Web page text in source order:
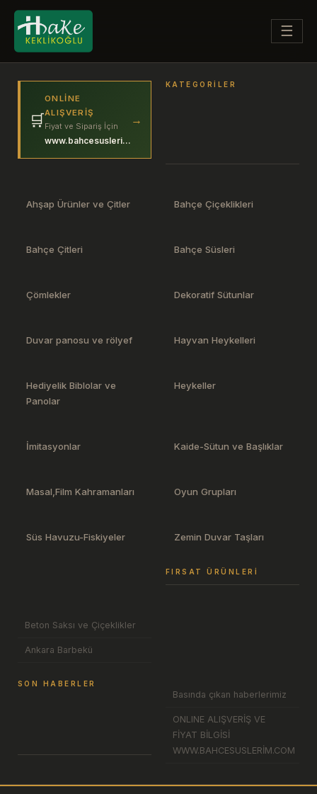
☰
🛒
ONLINE
ALIŞVERIŞ
Fiyat ve Sipariş İçin
www.bahcesuslerim.com
→
KATEGORILER
Ahşap Ürünler ve Çitler Bahçe Çiçeklikleri
Bahçe Çitleri Bahçe Süsleri
Çömlekler Dekoratif Sütunlar
Duvar panosu ve rölyef Hayvan Heykelleri
Hediyelik Biblolar ve
Panolar
Heykeller
İmitasyonlar Kaide-Sütun ve Başlıklar
Masal,Film Kahramanları Oyun Grupları
Süs Havuzu-Fiskiyeler Zemin Duvar Taşları
FIRSAT ÜRÜNLERI
Beton Saksı ve Çiçeklikler
Ankara Barbekü
SON HABERLER
Basında çıkan haberlerimiz
ONLINE ALIŞVERİŞ VE
FİYAT BİLGİSİ
WWW.BAHCESUSLERİM.COM